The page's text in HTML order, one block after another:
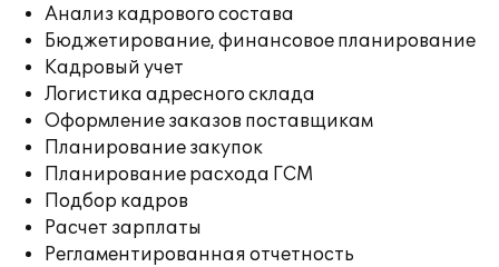
Анализ кадрового состава
Бюджетирование, финансовое планирование
Кадровый учет
Логистика адресного склада
Оформление заказов поставщикам
Планирование закупок
Планирование расхода ГСМ
Подбор кадров
Расчет зарплаты
Регламентированная отчетность